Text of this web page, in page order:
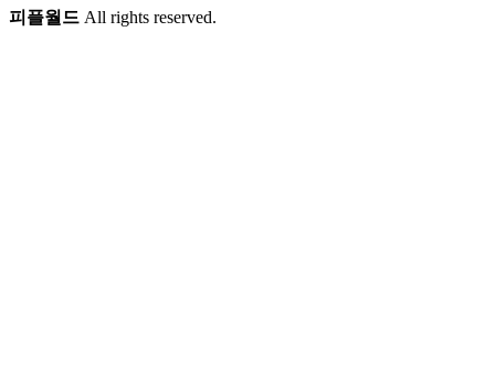
피플월드 All rights reserved.